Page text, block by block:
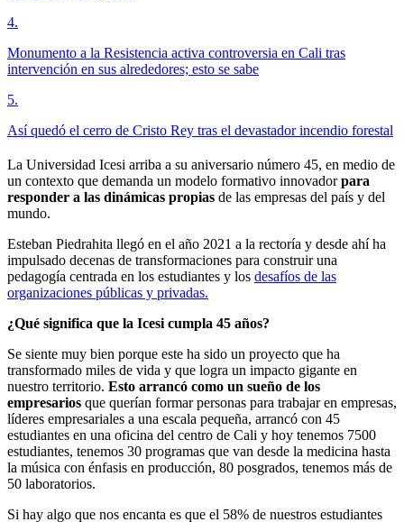
4.
Monumento a la Resistencia activa controversia en Cali tras
intervención en sus alrededores; esto se sabe
5.
Así quedó el cerro de Cristo Rey tras el devastador incendio forestal
La Universidad Icesi arriba a su aniversario número 45, en medio de
un contexto que demanda un modelo formativo innovadorpara
responder a las dinámicas propias de las empresas del país y del
mundo.
Esteban Piedrahita llegó en el año 2021 a la rectoría y desde ahí ha
impulsado decenas de transformaciones para construir una
pedagogía centrada en los estudiantes y los desafíos de las
organizaciones públicas y privadas.
¿Qué significa que la Icesi cumpla 45 años?
Se siente muy bien porque este ha sido un proyecto que ha
transformado miles de vida y que logra un impacto gigante en
nuestro territorio. Esto arrancó como un sueño de los
empresarios que querían formar personas para trabajar en empresas,
líderes empresariales a una escala pequeña, arrancó con 45
estudiantes en una oficina del centro de Cali y hoy tenemos 7500
estudiantes, tenemos 30 programas que van desde la medicina hasta
la música con énfasis en producción, 80 posgrados, tenemos más de
50 laboratorios.
Si hay algo que nos encanta es que el 58% de nuestros estudiantes